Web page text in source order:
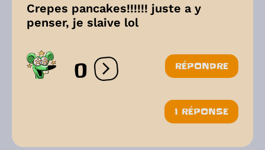
Crepes pancakes!!!!!! juste a y
penser, je slaive lol
0 Ouvrir les réactions
RÉPONDRE
1 RÉPONSE